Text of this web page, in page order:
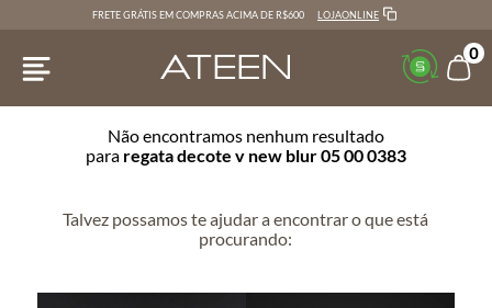
FRETE GRÁTIS EM COMPRAS ACIMA DE R$600 LOJAONLINE
0
Não encontramos nenhum resultado
para regata decote v new blur 05 00 0383
Talvez possamos te ajudar a encontrar o que está
procurando: